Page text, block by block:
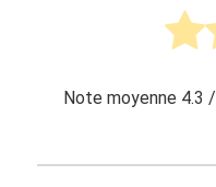
Note moyenne 4.3